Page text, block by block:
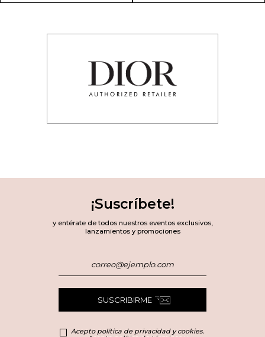
¡Suscríbete!
y entérate de todos nuestros eventos exclusivos,
lanzamientos y promociones
SUSCRIBIRME
Acepto política de privacidad y cookies.